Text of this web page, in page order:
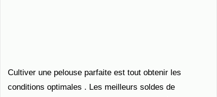
Cultiver une pelouse parfaite est tout obtenir les
conditions optimales . Les meilleurs soldes de